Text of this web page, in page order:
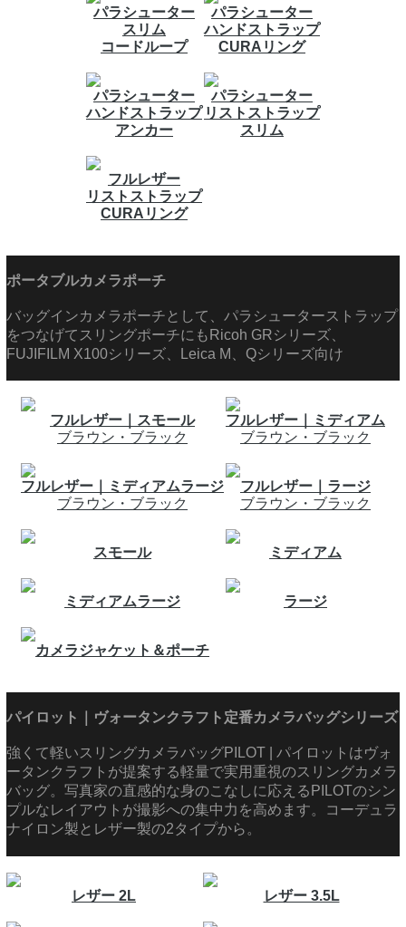
パラシューター
スリム
コードループ
パラシューター
ハンドストラップ
CURAリング
パラシューター
ハンドストラップ
アンカー
パラシューター
リストストラップ
スリム
フルレザー
リストストラップ
CURAリング
ポータブルカメラポーチ
バッグインカメラポーチとして、パラシューターストラップ
をつなげてスリングポーチにもRicoh GRシリーズ、
FUJIFILM X100シリーズ、Leica M、Qシリーズ向け
フルレザー｜スモール
ブラウン・ブラック
フルレザー｜ミディアム
ブラウン・ブラック
フルレザー｜ミディアムラージ
ブラウン・ブラック
フルレザー｜ラージ
ブラウン・ブラック
スモール ミディアム
ミディアムラージ ラージ
カメラジャケット＆ポーチ
パイロット｜ヴォータンクラフト定番カメラバッグシリーズ
強くて軽いスリングカメラバッグPILOT | パイロットはヴォ
ータンクラフトが提案する軽量で実用重視のスリングカメラ
バッグ。写真家の直感的な身のこなしに応えるPILOTのシン
プルなレイアウトが撮影への集中力を高めます。コーデュラ
ナイロン製とレザー製の2タイプから。
レザー 2L レザー 3.5L